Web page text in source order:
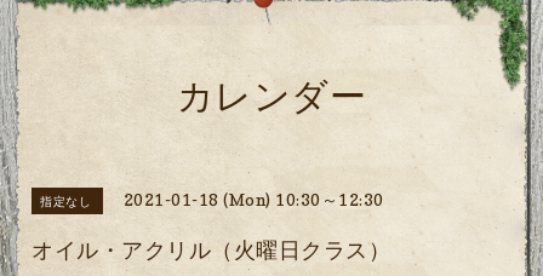
カレンダー
指定なし 2021-01-18 (Mon) 10:30～12:30
オイル・アクリル（火曜日クラス）